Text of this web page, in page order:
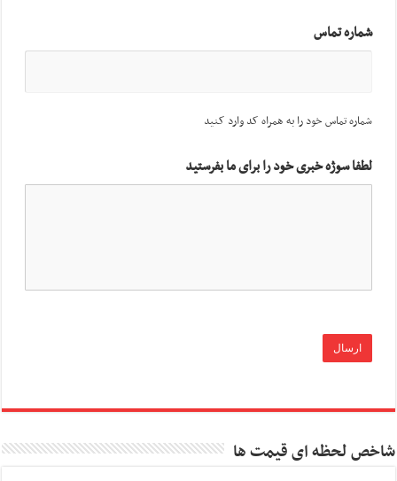
شماره تماس
شماره تماس خود را به همراه کد وارد کنید
لطفا سوژه خبری خود را برای ما بفرستید
شاخص لحظه ای قیمت ها